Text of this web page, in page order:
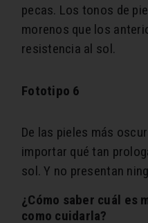
pecas. Los tonos de
morenos que los
resistencia al sol.
Fototipo 6
De las pieles más
importar qué tan
sol. Y no presentan
¿Cómo saber cuál es
como cuidarla?